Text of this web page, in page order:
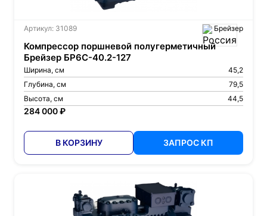
Артикул: 31089 Брейзер
Компрессор поршневой полугерметичный
Брейзер БР6С-40.2-127
Ширина, см
45,2
Глубина, см
79,5
Высота, см
44,5
284 000 ₽
В КОРЗИНУ ЗАПРОС КП